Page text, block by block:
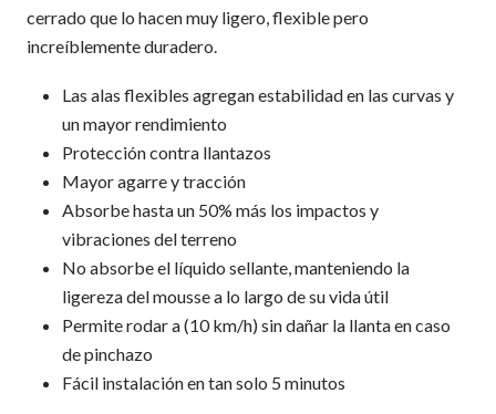
cerrado que lo hacen muy ligero, flexible pero
increíblemente duradero.
Las alas flexibles agregan estabilidad en las curvas y
un mayor rendimiento
Protección contra llantazos
Mayor agarre y tracción
Absorbe hasta un 50% más los impactos y
vibraciones del terreno
No absorbe el líquido sellante, manteniendo la
ligereza del mousse a lo largo de su vida útil
Permite rodar a (10 km/h) sin dañar la llanta en caso
de pinchazo
Fácil instalación en tan solo 5 minutos